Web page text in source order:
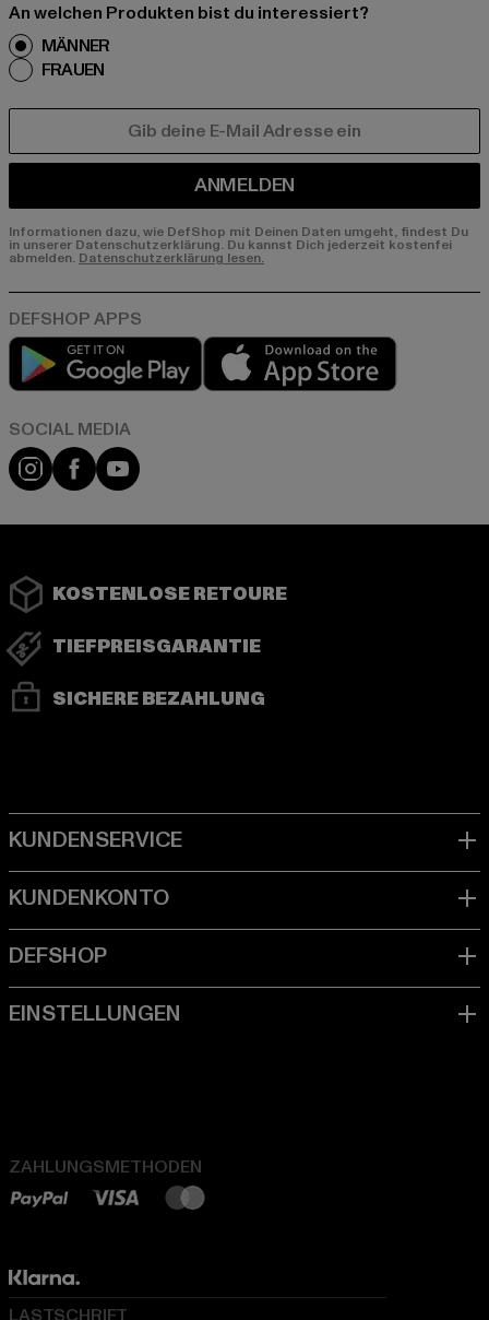
An welchen Produkten bist du interessiert?
MÄNNER
FRAUEN
ANMELDEN
Informationen dazu, wie DefShop mit Deinen Daten umgeht, findest Du
in unserer Datenschutzerklärung. Du kannst Dich jederzeit kostenfei
abmelden. Datenschutzerklärung lesen.
Play market
Instagram
FacebookYouTube
KOSTENLOSE RETOURE
TIEFPREISGARANTIE
SICHERE BEZAHLUNG
ZAHLUNGSMETHODEN